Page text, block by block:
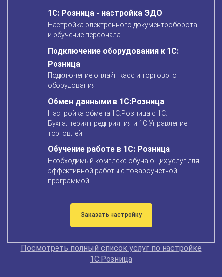
1С: Розница - настройка ЭДО
Настройка электронного документооборота
и обучение персонала
Подключение оборудования к 1С:
Розница
Подключение онлайн касс и торгового
оборудования
Обмен данными в 1С:Розница
Настройка обмена 1С:Розница с 1С:
Бухгалтерия предприятия и 1С:Управление
торговлей
Обучение работе в 1С: Розница
Необходимый комплекс обучающих услуг для
эффективной работы с товароучетной
программой
Заказать настройку
Посмотреть полный список услуг по настройке
1С:Розница